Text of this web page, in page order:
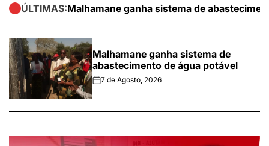
ÚLTIMAS:Malhamane ganha sistema de
Malhamane ganha sistema de
abastecimento de água potável
on7 de Agosto, 2026